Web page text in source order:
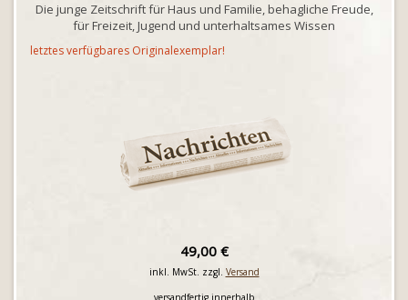
Die junge Zeitschrift für Haus und Familie, behagliche Freude,
für Freizeit, Jugend und unterhaltsames Wissen
letztes verfügbares Originalexemplar!
49,00 €
inkl. MwSt. zzgl. Versand
versandfertig innerhalb